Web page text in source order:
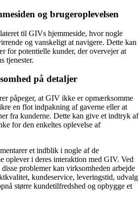
og brugeroplevelsen
til GIVs hjemmeside, hvor nogle
og vanskeligt at navigere. Dette kan
for potentielle kunder, der overvejer at
tjenester.
på detaljer
påpeger, at GIV ikke er opmærksomme
en flot indpakning af gaverne eller at
fra kunderne. Dette kan give et indtryk af
for den enkeltes oplevelse af
et indblik i nogle af de
oplever i deres interaktion med GIV. Ved
problemer kan virksomheden arbejde
kundeservice, leveringstid, udvalg
større kundetilfredshed og opbygge et